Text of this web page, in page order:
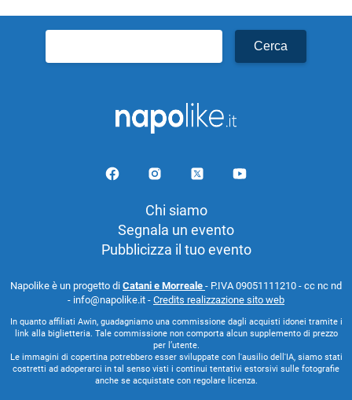
per:
Chi siamo
Segnala un evento
Pubblicizza il tuo evento
Napolike è un progetto di Catani e Morreale - P.IVA 09051111210 - cc nc nd
- info@napolike.it - Credits realizzazione sito web
In quanto affiliati Awin, guadagniamo una commissione dagli acquisti idonei tramite i
link alla biglietteria. Tale commissione non comporta alcun supplemento di prezzo
per l’utente.
Le immagini di copertina potrebbero esser sviluppate con l'ausilio dell'IA, siamo stati
costretti ad adoperarci in tal senso visti i continui tentativi estorsivi sulle fotografie
anche se acquistate con regolare licenza.